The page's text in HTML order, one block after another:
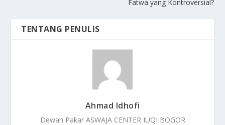
Fatwa yang Kontroversial?
TENTANG PENULIS
Ahmad Idhofi
Dewan Pakar ASWAJA CENTER IUQI BOGOR